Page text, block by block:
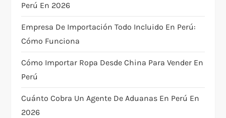
a
t
i
o
n
Perú En 2026
Empresa De Importación Todo Incluido En Perú:
Cómo Funciona
Cómo Importar Ropa Desde China Para Vender En
Perú
Cuánto Cobra Un Agente De Aduanas En Perú En
2026